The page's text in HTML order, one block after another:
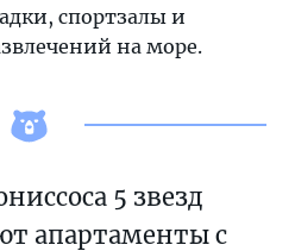
спортзалы и
на море.
5 звезд
апартаменты с